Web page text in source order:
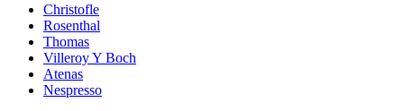
Christofle
Rosenthal
Thomas
Villeroy Y Boch
Atenas
Nespresso